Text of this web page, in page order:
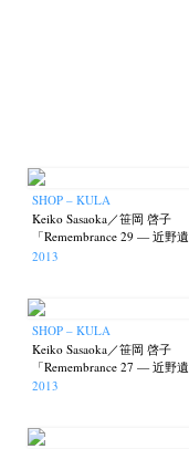
SHOP – KULA
Keiko Sasaoka／笹岡 啓子
「Remembrance 29 — 近野遺
2013
SHOP – KULA
Keiko Sasaoka／笹岡 啓子
「Remembrance 27 — 近野遺
2013